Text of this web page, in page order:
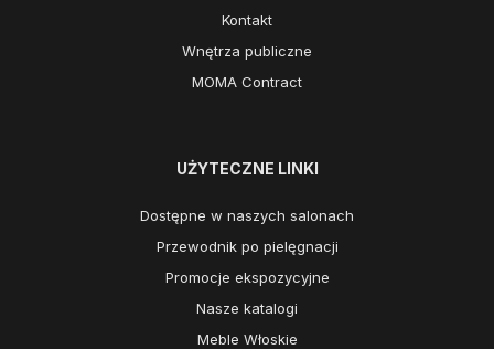
Kontakt
Wnętrza publiczne
MOMA Contract
UŻYTECZNE LINKI
Dostępne w naszych salonach
Przewodnik po pielęgnacji
Promocje ekspozycyjne
Nasze katalogi
Meble Włoskie